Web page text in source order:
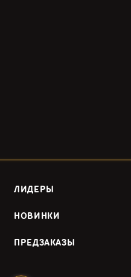
ЛИДЕРЫ
НОВИНКИ
ПРЕДЗАКАЗЫ